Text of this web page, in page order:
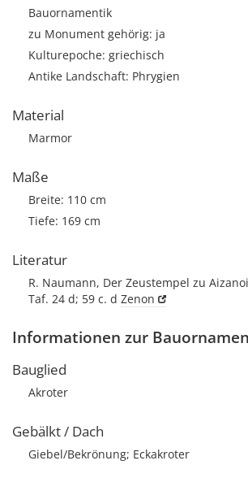
Bauornamentik
zu Monument gehörig: ja
Kulturepoche: griechisch
Antike Landschaft: Phrygien
Material
Marmor
Maße
Breite: 110 cm
Tiefe: 169 cm
Literatur
R. Naumann, Der Zeustempel zu
Taf. 24 d; 59 c. d Zenon
Informationen zur
Bauglied
Akroter
Gebälkt / Dach
Giebel/Bekrönung; Eckakroter